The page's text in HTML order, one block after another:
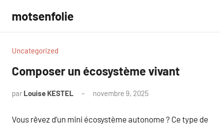
contenu
motsenfolie
Uncategorized
Composer un écosystème vivant
par Louise KESTEL novembre 9, 2025
Vous rêvez d’un mini écosystème autonome ? Ce type de